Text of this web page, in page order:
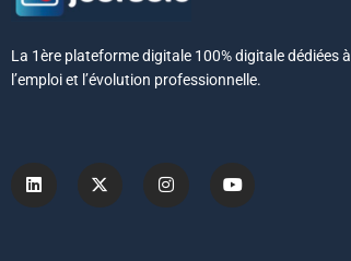
La 1ère plateforme digitale 100% digitale dédiées à
l’emploi et l’évolution professionnelle.